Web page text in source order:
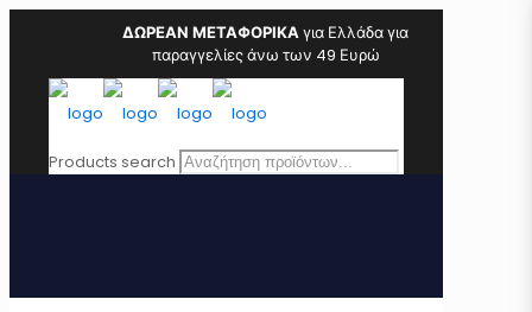
ΔΩΡΕΑΝ ΜΕΤΑΦΟΡΙΚΑγια Ελλάδα για
παραγγελίες άνω των 49 Ευρώ
Products search